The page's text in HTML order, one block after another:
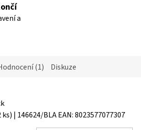
a
(1) Diskuze
ks) | 146624/BLAEAN:8023577077307